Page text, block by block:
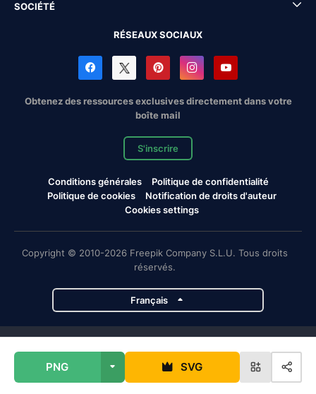
PNG SVG
SOCIÉTÉ
RÉSEAUX SOCIAUX
Obtenez des ressources exclusives directement dans votre
boîte mail
S'inscrire
Conditions générales
Politique de confidentialité
Politique de cookies
Notification de droits d'auteur
Cookies settings
Copyright © 2010-2026 Freepik Company S.L.U. Tous droits
réservés.
Français